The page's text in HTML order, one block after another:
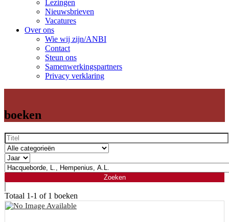
Lezingen
Nieuwsbrieven
Vacatures
Over ons
Wie wij zijn/ANBI
Contact
Steun ons
Samenwerkingspartners
Privacy verklaring
boeken
Totaal 1-1 of 1 boeken